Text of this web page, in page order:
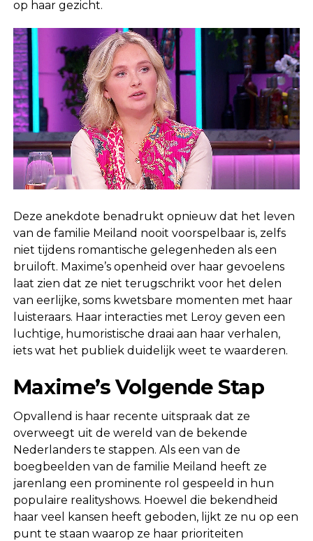
op haar gezicht.
Deze anekdote benadrukt opnieuw dat het leven
van de familie Meiland nooit voorspelbaar is, zelfs
niet tijdens romantische gelegenheden als een
bruiloft. Maxime’s openheid over haar gevoelens
laat zien dat ze niet terugschrikt voor het delen
van eerlijke, soms kwetsbare momenten met haar
luisteraars. Haar interacties met Leroy geven een
luchtige, humoristische draai aan haar verhalen,
iets wat het publiek duidelijk weet te waarderen.
Maxime’s Volgende Stap
Opvallend is haar recente uitspraak dat ze
overweegt uit de wereld van de bekende
Nederlanders te stappen. Als een van de
boegbeelden van de familie Meiland heeft ze
jarenlang een prominente rol gespeeld in hun
populaire realityshows. Hoewel die bekendheid
haar veel kansen heeft geboden, lijkt ze nu op een
punt te staan waarop ze haar prioriteiten